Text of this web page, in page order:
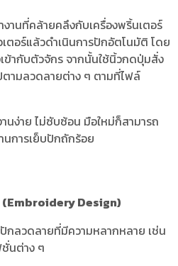
านที่คล้ายคลึงกับเครื่องพริ้นเตอร์
ตอร์แล้วดำเนินการปักอัตโนมัติ โดย
ข้ากับตัวจักร จากนั้นใช้นิ้วกดปุ่มสั่ง
ตามลวดลายต่าง ๆ ตามที่ไฟล์
นง่าย ไม่ซับซ้อน มือใหม่ก็สามารถ
นการเย็บปักถักร้อย
Design)
กลวดลายที่มีความหลากหลาย เช่น
นต่าง ๆ